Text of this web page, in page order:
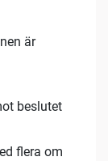
är
beslutet
flera om